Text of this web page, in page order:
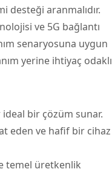
desteği aranmalıdır.
ve 5G bağlantı
senaryosuna uygun
yerine ihtiyaç odaklı
bir çözüm sunar.
eden ve hafif bir cihaz
temel üretkenlik